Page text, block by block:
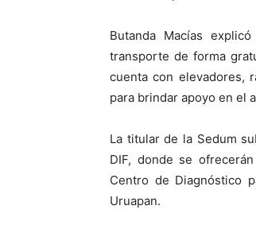
Butanda Macías
transporte de forma
cuenta con elevadores,
para brindar apoyo en el
La titular de la Sedum
DIF, donde se
Centro de Diagnóstico
Uruapan.